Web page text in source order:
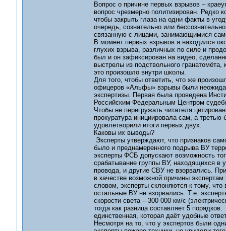
Вопрос о причине первых взрывов –
вопрос чрезмерно политизирован. Редко
чтобы закрыть глаза на одни факты в
очередь, сознательно или
связанную с лицами, занимающимися
В момент первых взрывов я находился
глухих взрыва, различных по силе и
был и он зафиксирован на видео,
выстрелы из подствольного
это произошло внутри школы.
Для того, чтобы ответить, что же
офицеров «Альфы» взрывы были
экспертизы. Первая была проведена
Российским Федеральным Центром
Чтобы не перегружать читателя
прокуратура инициировала сам, а
удовлетворили итоги первых двух.
Каковы их выводы?
Эксперты утверждают, что признаков
было и преднамеренного подрыва ВУ
эксперты ФСБ допускают возможность
срабатывание группы ВУ, находящихся в
провода, и другие СВУ не взорвались.
в качестве возможной причины
словом, эксперты склоняются к тому,
остальные ВУ не взорвались. Т.е.
скорости света – 300 000 км/с
тогда как разница составляет 5
единственная, которая даёт удобные
Несмотря на то, что у экспертов были